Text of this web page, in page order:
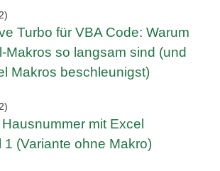
Turbo für VBA Code: Warum
Makros so langsam sind (und
Makros beschleunigst)
mit Excel
1 (Variante ohne Makro)